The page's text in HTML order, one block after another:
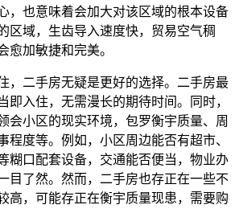
，也意味着会加大对该区域的根本设备
区域，生齿导入速度快，贸易空气稠
愈加敏捷和完美。
二手房无疑是更好的选择。二手房最
即入住，无需漫长的期待时间。同时，
会小区的现实环境，包罗衡宇质量、周
程度等。例如，小区周边能否有超市、
糊口配套设备，交通能否便当，物业办
目了然。然而，二手房也存正在一些不
高，可能存正在衡宇质量现患，需要购